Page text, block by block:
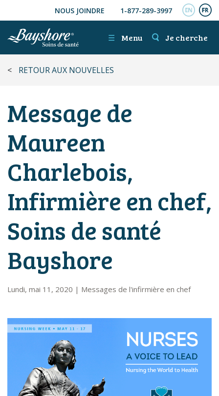
ALLER AU CONTENU PRINCIPAL
NOUS JOINDRE 1-877-289-3997
☰ Menu Je cherche
< RETOUR AUX NOUVELLES
Message de
Maureen
Charlebois,
Infirmière en chef,
Soins de santé
Bayshore
Lundi, mai 11, 2020 | Messages de l'infirmière en chef